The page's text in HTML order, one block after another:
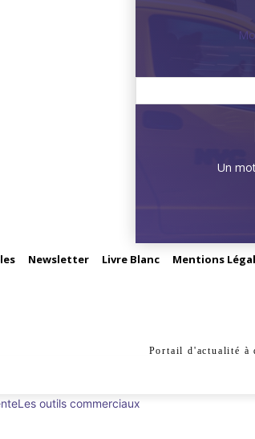
Un
Newsletter Livre Blanc Mentions
Portail d'actualité à
Les outils commerciaux